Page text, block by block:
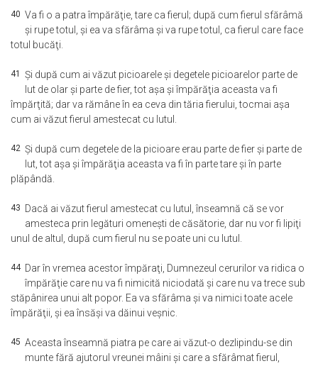
40 Va fi o a patra împărăţie, tare ca fierul; după cum fierul sfărâmă
şi rupe totul, şi ea va sfărâma şi va rupe totul, ca fierul care face
totul bucăţi.
41 Şi după cum ai văzut picioarele şi degetele picioarelor parte de
lut de olar şi parte de fier, tot aşa şi împărăţia aceasta va fi
împărţită; dar va rămâne în ea ceva din tăria fierului, tocmai aşa
cum ai văzut fierul amestecat cu lutul.
42 Şi după cum degetele de la picioare erau parte de fier şi parte de
lut, tot aşa şi împărăţia aceasta va fi în parte tare şi în parte
plăpândă.
43 Dacă ai văzut fierul amestecat cu lutul, înseamnă că se vor
amesteca prin legături omeneşti de căsătorie, dar nu vor fi lipiţi
unul de altul, după cum fierul nu se poate uni cu lutul.
44 Dar în vremea acestor împăraţi, Dumnezeul cerurilor va ridica o
împărăţie care nu va fi nimicită niciodată şi care nu va trece sub
stăpânirea unui alt popor. Ea va sfărâma şi va nimici toate acele
împărăţii, şi ea însăşi va dăinui veşnic.
45 Aceasta înseamnă piatra pe care ai văzut-o dezlipindu-se din
munte fără ajutorul vreunei mâini şi care a sfărâmat fierul,